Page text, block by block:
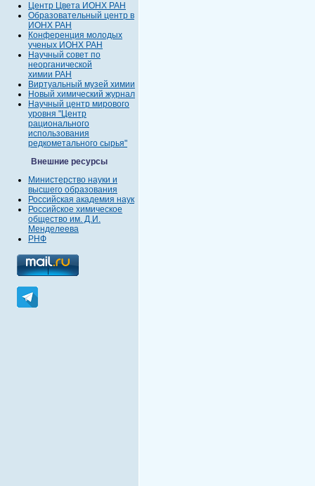
Центр Цвета ИОНХ РАН
Образовательный центр в
ИОНХ РАН
Конференция молодых
ученых ИОНХ РАН
Научный совет по
неорганической
химии РАН
Виртуальный музей химии
Новый химический журнал
Научный центр мирового
уровня "Центр
рационального
использования
редкометального сырья"
Внешние ресурсы
Министерство науки и
высшего образования
Российская академия наук
Российское химическое
общество им. Д.И.
Менделеева
РНФ